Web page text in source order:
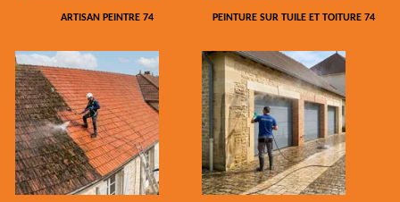
ARTISAN PEINTRE 74 PEINTURE SUR TUILE ET TOITURE 74